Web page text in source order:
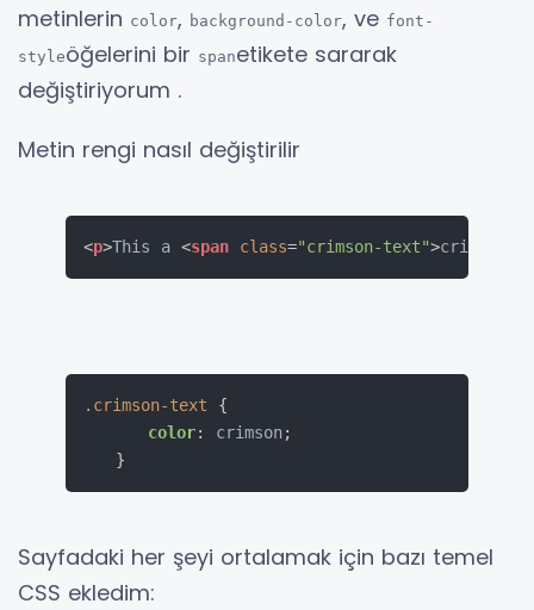
metinlerin color, background-color, ve font-
styleöğelerini bir spanetikete sararak
değiştiriyorum .
Metin rengi nasıl değiştirilir
<p>This a <span class="crimson-text">crimson
.crimson-text
{
color: crimson;
}
Sayfadaki her şeyi ortalamak için bazı temel
CSS ekledim: